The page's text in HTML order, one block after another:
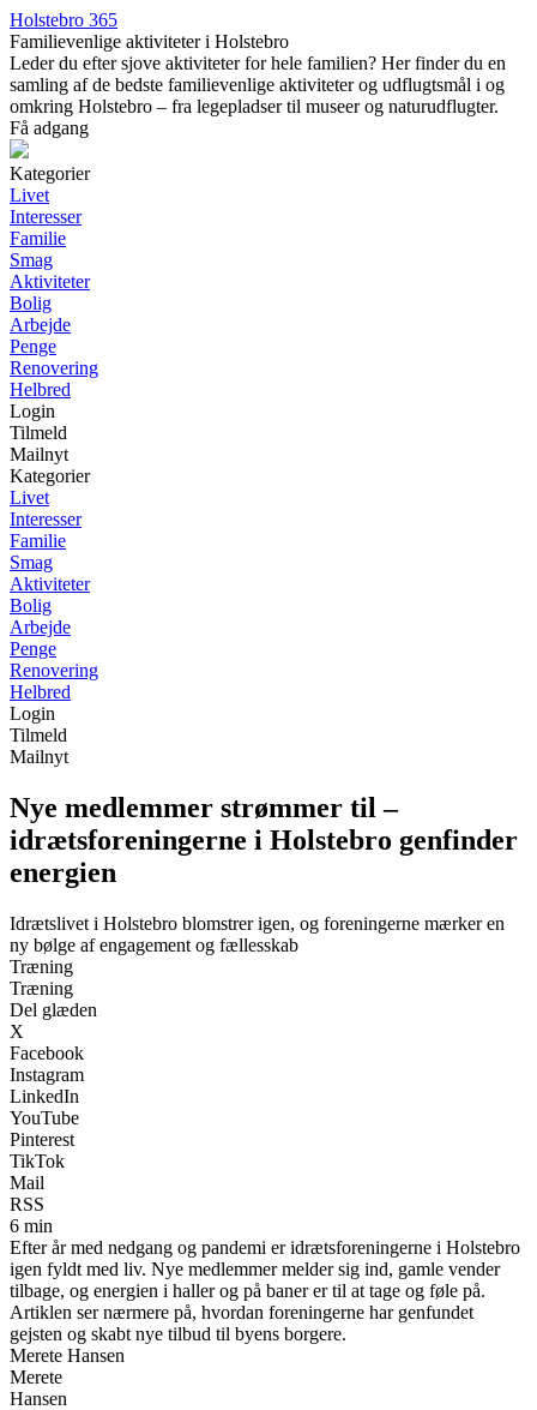
Holstebro 365
Familievenlige aktiviteter i Holstebro
Leder du efter sjove aktiviteter for hele familien? Her finder du en
samling af de bedste familievenlige aktiviteter og udflugtsmål i og
omkring Holstebro – fra legepladser til museer og naturudflugter.
Få adgang
Kategorier
Livet
Interesser
Familie
Smag
Aktiviteter
Bolig
Arbejde
Penge
Renovering
Helbred
Login
Tilmeld
Mailnyt
Kategorier
Livet
Interesser
Familie
Smag
Aktiviteter
Bolig
Arbejde
Penge
Renovering
Helbred
Login
Tilmeld
Mailnyt
Nye medlemmer strømmer til –
idrætsforeningerne i Holstebro genfinder
energien
Idrætslivet i Holstebro blomstrer igen, og foreningerne mærker en
ny bølge af engagement og fællesskab
Træning
Træning
Del glæden
X
Facebook
Instagram
LinkedIn
YouTube
Pinterest
TikTok
Mail
RSS
6 min
Efter år med nedgang og pandemi er idrætsforeningerne i Holstebro
igen fyldt med liv. Nye medlemmer melder sig ind, gamle vender
tilbage, og energien i haller og på baner er til at tage og føle på.
Artiklen ser nærmere på, hvordan foreningerne har genfundet
gejsten og skabt nye tilbud til byens borgere.
Merete Hansen
Merete
Hansen